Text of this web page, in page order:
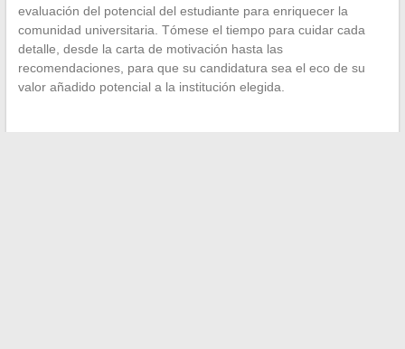
evaluación del potencial del estudiante para enriquecer la
comunidad universitaria. Tómese el tiempo para cuidar cada
detalle, desde la carta de motivación hasta las
recomendaciones, para que su candidatura sea el eco de su
valor añadido potencial a la institución elegida.